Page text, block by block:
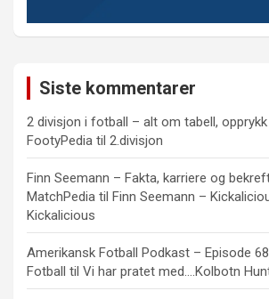
Siste kommentarer
2 divisjon i fotball – alt om tabell,
FootyPedia til 2.divisjon
Finn Seemann – Fakta, karriere og
MatchPedia til Finn Seemann –
Kickalicious
Amerikansk Fotball Podkast – Episode
Fotball til Vi har pratet med….Kolbotn